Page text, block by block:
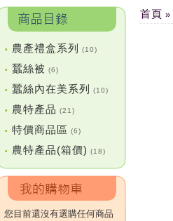
• 農產禮盒系列 (10)
• 蠶絲被 (6)
• 蠶絲內在美系列 (10)
• 農特產品 (21)
• 特價商品區 (6)
• 農特產品(箱價) (18)
您目前還沒有選購任何商品
首頁 »